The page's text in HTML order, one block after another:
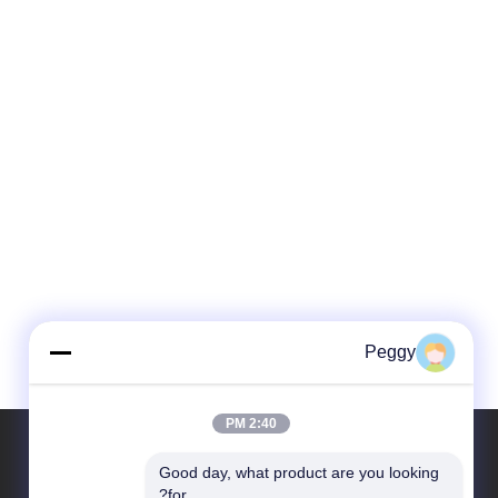
الاقسام حول نا
Peggy
2:40 PM
Good day, what product are you looking